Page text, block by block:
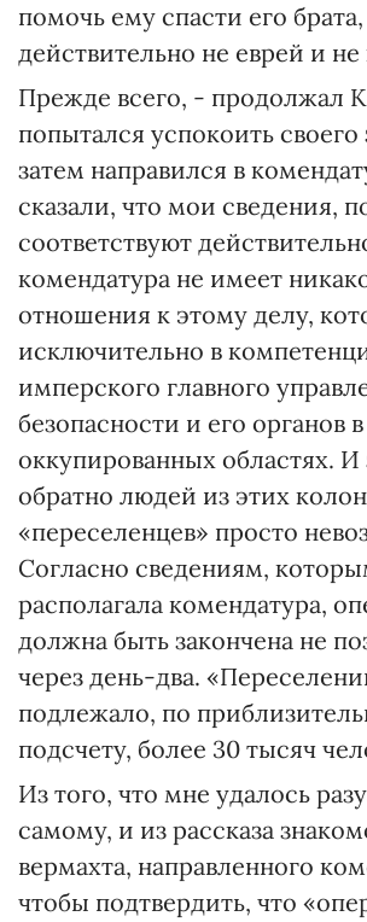
помочь ему спасти его
действительно не еврей и
Прежде всего, - продолжал
попытался успокоить своего
затем направился в
сказали, что мои сведения,
соответствуют
комендатура не имеет
отношения к этому делу,
исключительно в
имперского главного
безопасности и его органов в
оккупированных областях. И
обратно людей из этих
«переселенцев» просто
Согласно сведениям,
располагала комендатура,
должна быть закончена не
через день-два.
подлежало, по
подсчету, более 30 тысяч
Из того, что мне удалось
самому, и из рассказа
вермахта, направленного
чтобы подтвердить, что